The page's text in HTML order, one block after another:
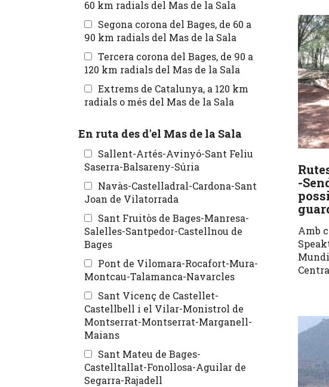
60 km radials del Mas de la Sala
Segona corona del Bages, de 60 a
90 km radials del Mas de la Sala
Tercera corona del Bages, de 90 a
120 km radials del Mas de la Sala
Extrems de Catalunya, a 120 km
radials o més del Mas de la Sala
En ruta des d'el Mas de la Sala
Sallent-Artés-Avinyó-Sant Feliu
Saserra-Balsareny-Súria
Navàs-Castelladral-Cardona-Sant
Joan de Vilatorrada
Sant Fruitòs de Bages-Manresa-
Salelles-Santpedor-Castellnou de
Bages
Pont de Vilomara-Rocafort-Mura-
Montcau-Talamanca-Navarcles
Sant Vicenç de Castellet-
Castellbell i el Vilar-Monistrol de
Montserrat-Montserrat-Marganell-
Maians
Sant Mateu de Bages-
Castelltallat-Fonollosa-Aguilar de
Segarra-Rajadell
-
Amb